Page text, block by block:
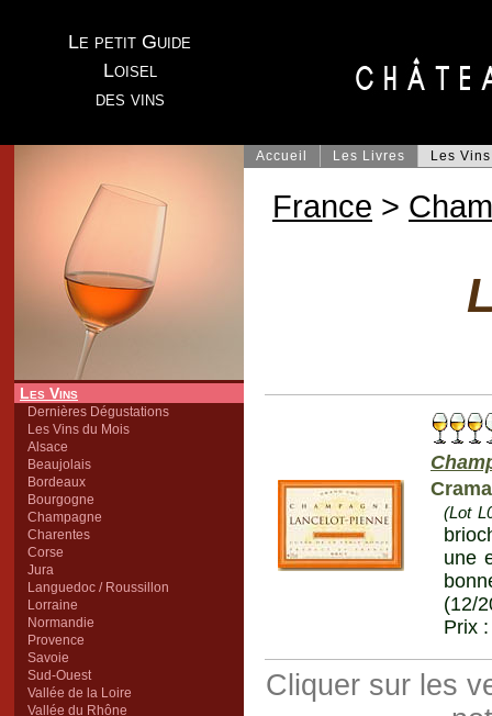
Le petit Guide
Loisel
des vins
Les Vins
Dernières Dégustations
Les Vins du Mois
Alsace
Beaujolais
Bordeaux
Bourgogne
Champagne
Charentes
Corse
Jura
Languedoc / Roussillon
Lorraine
Normandie
Provence
Savoie
Sud-Ouest
Vallée de la Loire
Vallée du Rhône
Accueil Les Livres Les Vins
France >
(Lot
une
(12/
Prix
Cliquer sur les